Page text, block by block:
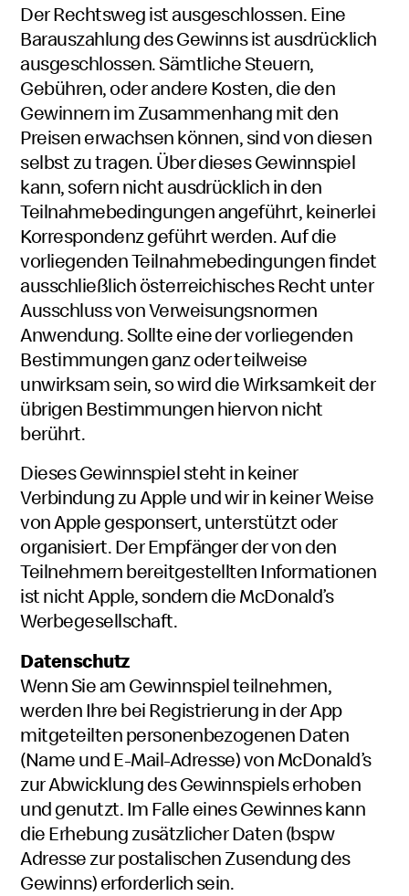
Der Rechtsweg ist ausgeschlossen. Eine
Barauszahlung des Gewinns ist ausdrücklich
ausgeschlossen. Sämtliche Steuern,
Gebühren, oder andere Kosten, die den
Gewinnern im Zusammenhang mit den
Preisen erwachsen können, sind von diesen
selbst zu tragen. Über dieses Gewinnspiel
kann, sofern nicht ausdrücklich in den
Teilnahmebedingungen angeführt, keinerlei
Korrespondenz geführt werden. Auf die
vorliegenden Teilnahmebedingungen findet
ausschließlich österreichisches Recht unter
Ausschluss von Verweisungsnormen
Anwendung. Sollte eine der vorliegenden
Bestimmungen ganz oder teilweise
unwirksam sein, so wird die Wirksamkeit der
übrigen Bestimmungen hiervon nicht
berührt.
Dieses Gewinnspiel steht in keiner
Verbindung zu Apple und wir in keiner Weise
von Apple gesponsert, unterstützt oder
organisiert. Der Empfänger der von den
Teilnehmern bereitgestellten Informationen
ist nicht Apple, sondern die McDonald’s
Werbegesellschaft.
Datenschutz
Wenn Sie am Gewinnspiel teilnehmen,
werden Ihre bei Registrierung in der App
mitgeteilten personenbezogenen Daten
(Name und E-Mail-Adresse) von McDonald’s
zur Abwicklung des Gewinnspiels erhoben
und genutzt. Im Falle eines Gewinnes kann
die Erhebung zusätzlicher Daten (bspw
Adresse zur postalischen Zusendung des
Gewinns) erforderlich sein.